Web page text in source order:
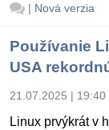
| Nová verzia
Používanie
USA
21.07.2025 | 19:40
Linux prvýkrát v